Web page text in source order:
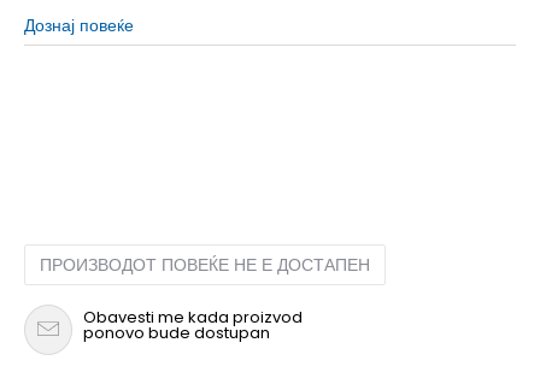
Дознај повеќе
ПРОИЗВОДОТ ПОВЕЌЕ НЕ Е ДОСТАПЕН
Obavesti me kada proizvod
ponovo bude dostupan